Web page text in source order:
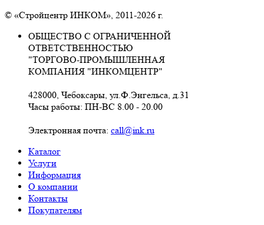
© «Стройцентр ИНКОМ», 2011-2026 г.
ОБЩЕСТВО С ОГРАНИЧЕННОЙ
ОТВЕТСТВЕННОСТЬЮ
"ТОРГОВО-ПРОМЫШЛЕННАЯ
КОМПАНИЯ "ИНКОМЦЕНТР"
428000, Чебоксары, ул.Ф.Энгельса, д.31
Часы работы: ПН-ВС 8.00 - 20.00
Электронная почта: call@ink.ru
Каталог
Услуги
Информация
О компании
Контакты
Покупателям